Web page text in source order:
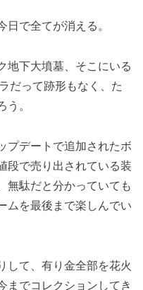
で全てが消える。
下大墳墓、そこにいる
だって跡形もなく、た
う。
プデートで追加されたボ
段で売り出されている装
無駄だと分かっていても
ムを最後まで楽しんでい
て、有り金全部を花火
までコレクションしてき